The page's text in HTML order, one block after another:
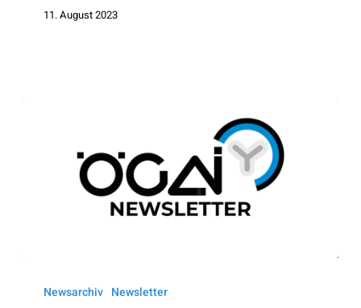
11. August 2023
Newsletter
Newsarchiv Newsletter